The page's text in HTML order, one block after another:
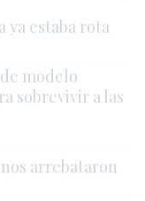
ya estaba rota
modelo
sobrevivir a las
arrebataron